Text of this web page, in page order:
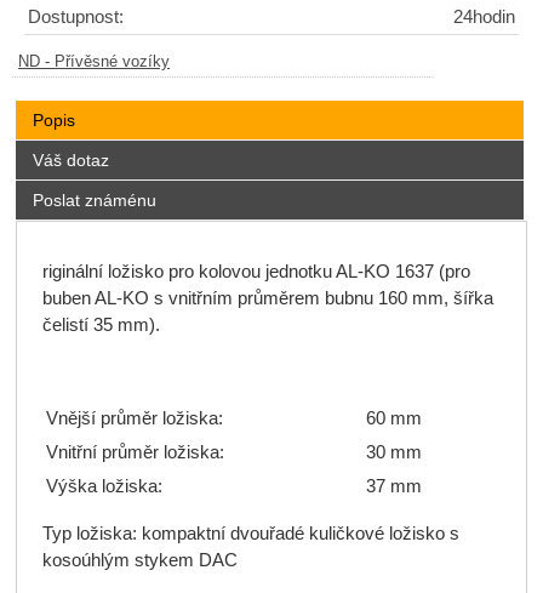
Dostupnost:
24hodin
ND - Přívěsné vozíky
Popis
Váš dotaz
Poslat známénu
riginální ložisko pro kolovou jednotku AL-KO 1637 (pro
buben AL-KO s vnitřním průměrem bubnu 160 mm, šířka
čelistí 35 mm).
Vnější průměr ložiska:
60 mm
Vnitřní průměr ložiska:
30 mm
Výška ložiska:
37 mm
Typ ložiska: kompaktní dvouřadé kuličkové ložisko s
kosoúhlým stykem DAC